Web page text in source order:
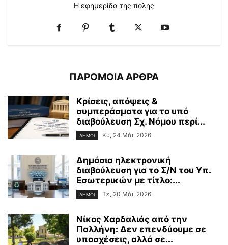
Η εφημερίδα της πόλης
ΠΑΡΟΜΟΙΑ ΑΡΘΡΑ
Κρίσεις, απόψεις &
συμπεράσματα για το υπό
διαβούλευση Σχ. Νόμου περί...
ΔΗΜΟΙ Κυ, 24 Μάι, 2026
Δημόσια ηλεκτρονική
διαβούλευση για το Σ/Ν του Υπ.
Εσωτερικών με τίτλο:...
ΔΗΜΟΙ Τε, 20 Μάι, 2026
Νίκος Χαρδαλιάς από την
Παλλήνη: Δεν επενδύουμε σε
υποσχέσεις, αλλά σε...